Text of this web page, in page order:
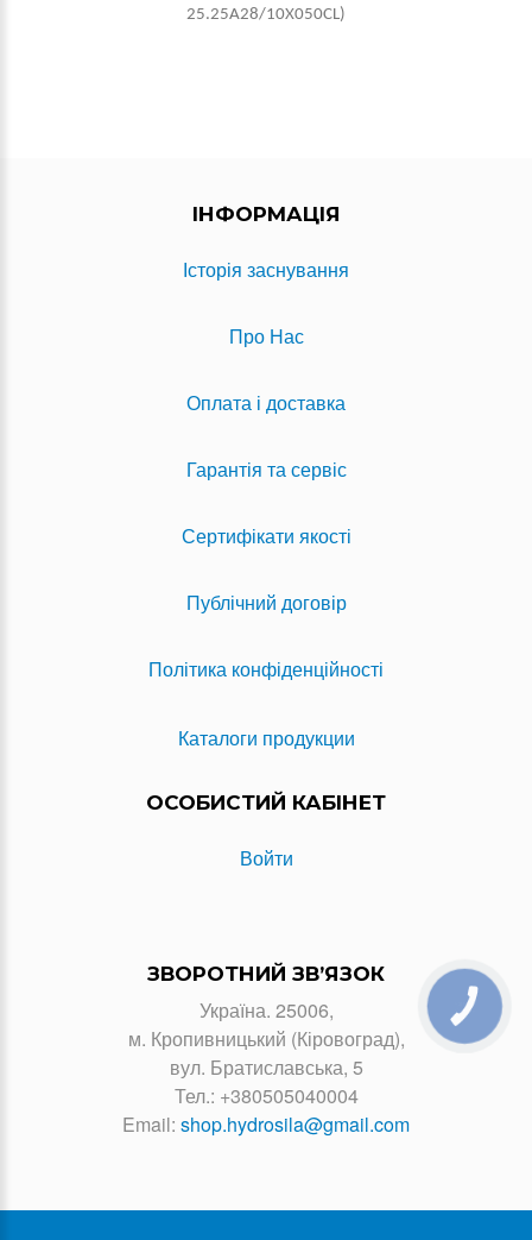
25.25A28/10X050CL)
ІНФОРМАЦІЯ
Історія заснування
Про Нас
Оплата і доставка
Гарантія та сервіс
Сертифікати якості
Публічний договір
Політика конфіденційності
Каталоги продукции
ОСОБИСТИЙ КАБІНЕТ
Войти
ЗВОРОТНИЙ ЗВ’ЯЗОК
Україна. 25006,
м. Кропивницький (Кіровоград),
вул. Братиславська, 5
Тел.: +380505040004
Email: shop.hydrosila@gmail.com
КНОПКА
ЗВ'ЯЗКУ